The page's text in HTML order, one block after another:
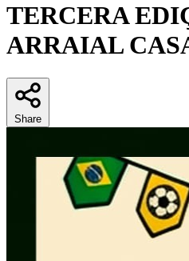
TERCERA
ARRAIAL
Share